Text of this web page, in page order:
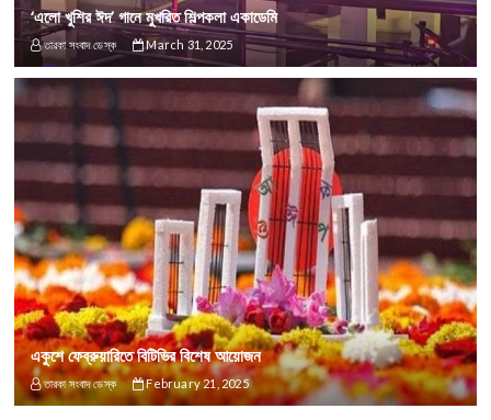
‘এলো খুশির ঈদ’ গানে মুখরিত শিল্পকলা একাডেমি
তারকা সংবাদ ডেস্ক March 31, 2025
একুশে ফেব্রুয়ারিতে বিটিভির বিশেষ আয়োজন
তারকা সংবাদ ডেস্ক February 21, 2025